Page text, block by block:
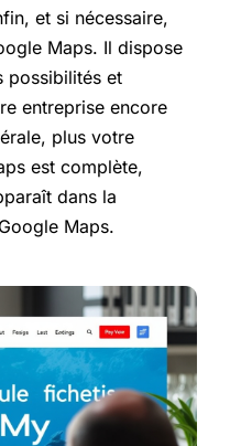
et si nécessaire,
Maps. Il dispose
possibilités et
entreprise encore
plus votre
est complète,
dans la
Maps.